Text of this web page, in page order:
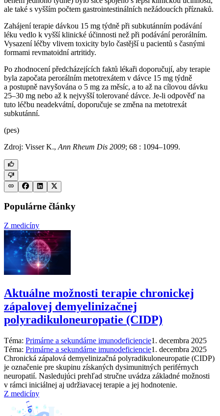
ale také s vyšším počtem gastrointestinálních nežádoucích příznaků.
Zahájení terapie dávkou 15 mg týdně při subkutánním podávání
léku vedlo k vyšší klinické účinnosti než při podávání perorálním.
Vysazení léčby vlivem toxicity bylo častější u pacientů s časnými
formami revmatoidní artritidy.
Po zhodnocení předcházejících faktů lékaři doporučují, aby terapie
byla započata perorálním metotrexátem v dávce 15 mg týdně
a postupně navyšována o 5 mg za měsíc, a to až na cílovou dávku
25–30 mg nebo až k nejvyšší tolerované dávce. Je-li odpověď na
tuto léčbu neadekvátní, doporučuje se změna na metotrexát
subkutánní.
(pes)
Zdroj: Visser K., Ann Rheum Dis 2009; 68 : 1094–1099.
Populárne články
Z medicíny
Aktuálne možnosti terapie chronickej
zápalovej demyelinizačnej
polyradikuloneuropatie (CIDP)
Téma: Primárne a sekundárne imunodeficiencie1. decembra 2025
Téma: Primárne a sekundárne imunodeficiencie1. decembra 2025
Chronická zápalová demyelinizačná polyradikuloneuropatie (CIDP)
je označenie pre skupinu získaných dysimunitných periférnych
neuropatií. Nasledujúci prehľad stručne uvádza základné možnosti
v rámci iniciálnej aj udržiavacej terapie a jej hodnotenie.
Z medicíny